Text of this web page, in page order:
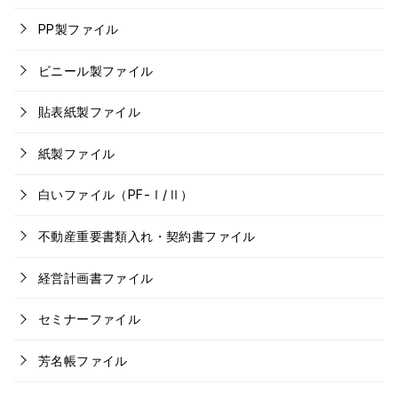
PP製ファイル
ビニール製ファイル
貼表紙製ファイル
紙製ファイル
白いファイル（PF-Ⅰ/Ⅱ）
不動産重要書類入れ・契約書ファイル
経営計画書ファイル
セミナーファイル
芳名帳ファイル